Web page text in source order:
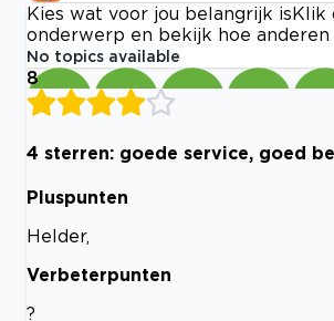
Kies wat voor jou belangrijk is Klik
onderwerp en bekijk hoe
No topics available
8
4 sterren: goede service, goed
Pluspunten
Helder,
Verbeterpunten
?